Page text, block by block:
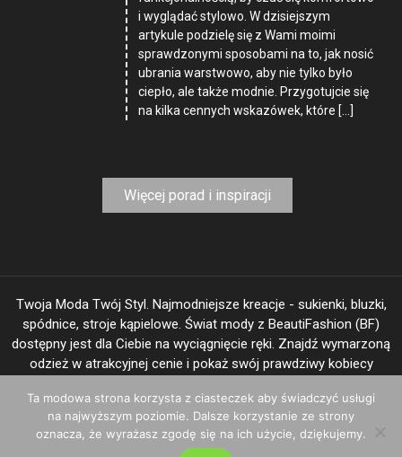
i wyglądać stylowo. W dzisiejszym
artykule podzielę się z Wami moimi
sprawdzonymi sposobami na to, jak nosić
ubrania warstwowo, aby nie tylko było
ciepło, ale także modnie. Przygotujcie się
na kilka cennych wskazówek, które […]
Więcej porad i inspiracji
Twoja Moda Twój Styl. Najmodniejsze kreacje - sukienki, bluzki,
spódnice, stroje kąpielowe. Świat mody z BeautiFashion (BF)
dostępny jest dla Ciebie na wyciągnięcie ręki. Znajdź wymarzoną
odzież w atrakcyjnej cenie i pokaż swój prawdziwy kobiecy
Ta modowa strona korzysta z ciasteczek aby świadczyć usługi
na najwyższym poziomie. Dalsze korzystanie ze strony
oznacza, że wyrażasz zgodę się na ich użycie, dziękujemy.